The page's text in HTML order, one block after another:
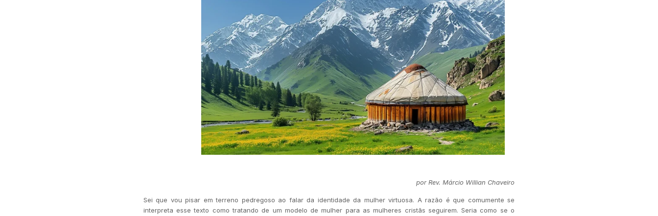
por Rev. Márcio Willian Chaveiro
Sei que vou pisar em terreno pedregoso ao falar da identidade da mulher virtuosa. A razão é que comumente se
interpreta esse texto como tratando de um modelo de mulher para as mulheres cristãs seguirem. Seria como se o